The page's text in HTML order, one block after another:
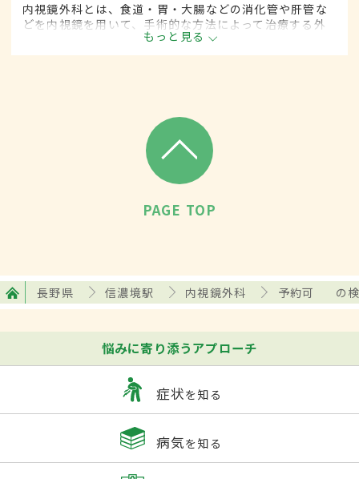
内視鏡外科とは、食道・胃・大腸などの消化管や肝管な
どを内視鏡を用いて、手術的な方法によって治療する外
科の一領域です。胃がん、大腸がん、肺がん、甲状腺が
ん、肝臓がんなどさまざまな領域に広がってきていま
もっと見る
PAGE TOP
長野県 信濃境駅 内視鏡外科 予約可 の
悩みに寄り添うアプローチ
症状を知る
病気を知る